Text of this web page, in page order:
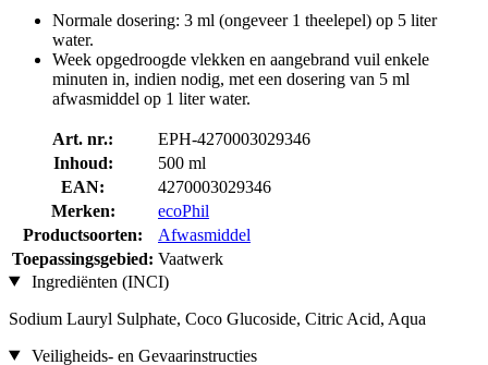
Normale dosering: 3 ml (ongeveer 1 theelepel) op 5 liter
water.
Week opgedroogde vlekken en aangebrand vuil enkele
minuten in, indien nodig, met een dosering van 5 ml
afwasmiddel op 1 liter water.
Art. nr.:
EPH-4270003029346
Inhoud:
500 ml
EAN:
4270003029346
Merken:
ecoPhil
Productsoorten:
Afwasmiddel
Toepassingsgebied: Vaatwerk
Ingrediënten (INCI)
Sodium Lauryl Sulphate, Coco Glucoside, Citric Acid, Aqua
Veiligheids- en Gevaarinstructies